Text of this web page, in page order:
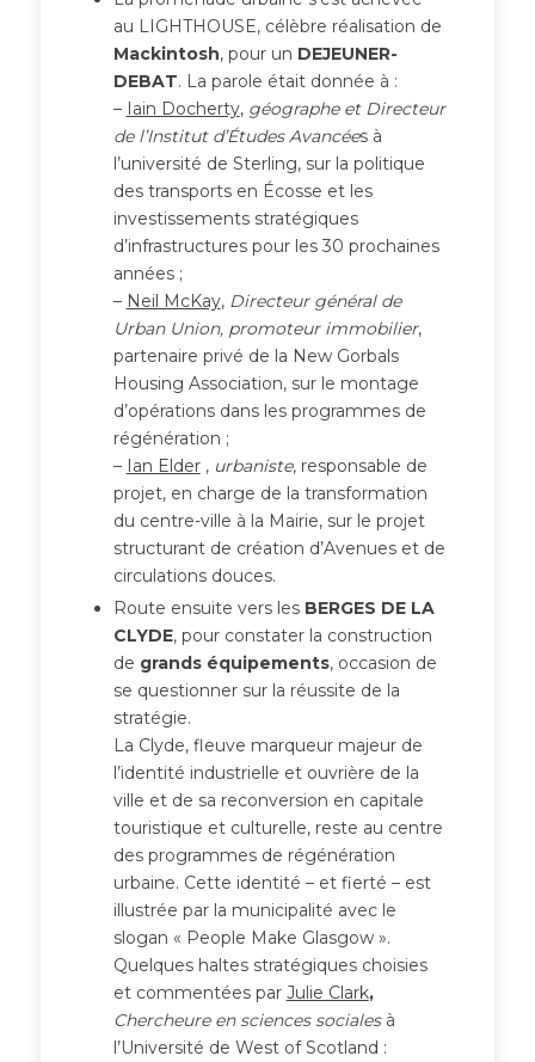
au LIGHTHOUSE, célèbre réalisation de
Mackintosh, pour un DEJEUNER-
DEBAT. La parole était donnée à :
– Iain Docherty, géographe et Directeur
de l’Institut d’Études Avancées à
l’université de Sterling, sur la politique
des transports en Écosse et les
investissements stratégiques
d’infrastructures pour les 30 prochaines
années ;
– Neil McKay, Directeur général de
Urban Union, promoteur immobilier,
partenaire privé de la New Gorbals
Housing Association, sur le montage
d’opérations dans les programmes de
régénération ;
– Ian Elder, urbaniste, responsable de
projet, en charge de la transformation
du centre-ville à la Mairie, sur le projet
structurant de création d’Avenues et de
circulations douces.
Route ensuite vers les BERGES DE LA
CLYDE, pour constater la construction
de grands équipements, occasion de
se questionner sur la réussite de la
stratégie.
La Clyde, fleuve marqueur majeur de
l’identité industrielle et ouvrière de la
ville et de sa reconversion en capitale
touristique et culturelle, reste au centre
des programmes de régénération
urbaine. Cette identité – et fierté – est
illustrée par la municipalité avec le
slogan « People Make Glasgow ».
Quelques haltes stratégiques choisies
et commentées par Julie Clark,
Chercheure en sciences socialesà
l’Université de West of Scotland :